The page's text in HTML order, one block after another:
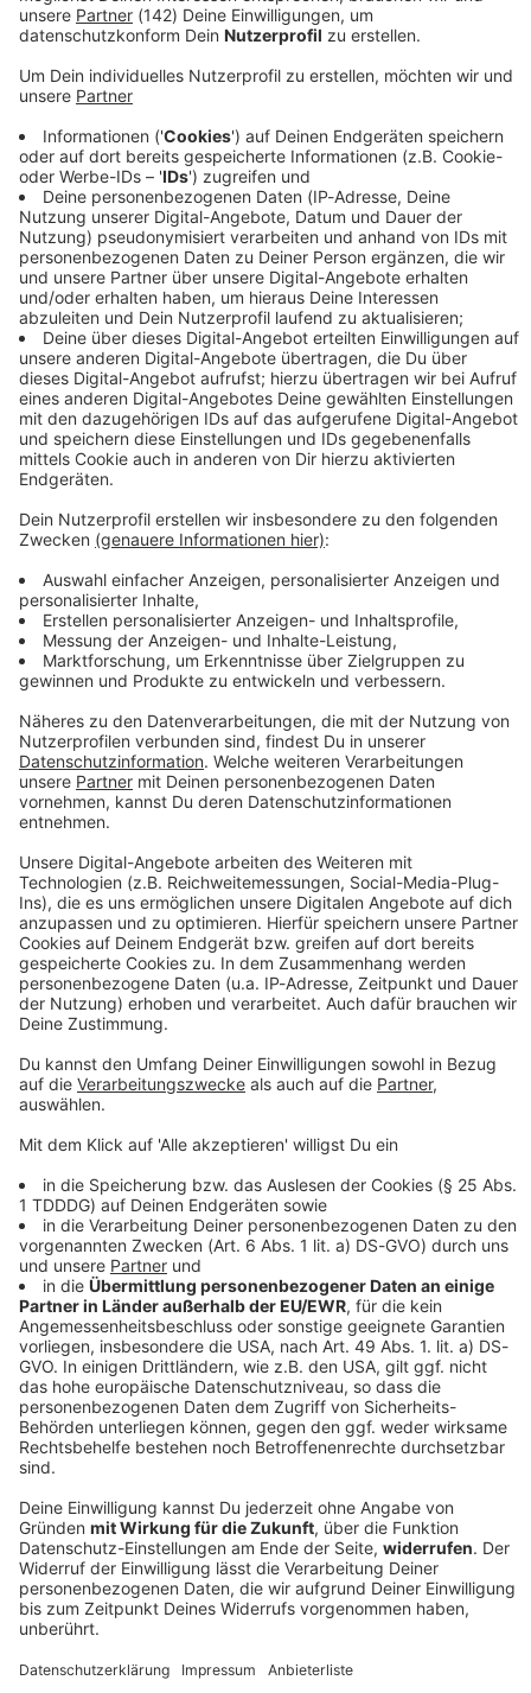
AC/DC: Alles über die australischen Rock-Legenden!
Sie sind zweifellos die größte Hard Rock-Band der Welt:
AC/DC! Hier haben wir alles über die Australier für euch
gesammelt - Bandporträts, Quizspaß, legendäre Alben,
kurz: High Voltage Rock and Roll! Viel Spaß beim
Durchklicken!
Keep on rocking!
Verpass' nichts mehr mit unserem kostenlosen ROCK
ANTENNE Bayern Rock-Newsletter. Ob Musiknews,
Interviews, Quizspaß oder unsere neuesten Aktionen -
wir informieren dich.
Zum Newsletter anmelden
Du möchtest uns etwas sagen?
Studio Hotline
Sprachnachricht
DAS KÖNNTE DICH AUCH INTERESSIEREN
Rock Quiz
Das ROCK ANTENNE Ozzy Osbourne-Quiz: Wie gut
kennt ihr den Prince of Darkness?
Er war eine der größten Persönlichkeiten des Heavy
Metal - doch seid ihr auch so große Experten? Testet hier
euer Wissen über Ozzy Osbourne!